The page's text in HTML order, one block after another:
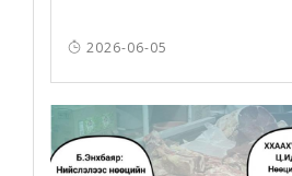
2026-06-05